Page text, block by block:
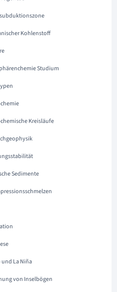
Kohlenstoff
Studium
Kreisläufe
Sedimente
und La Niña
von Inselbögen